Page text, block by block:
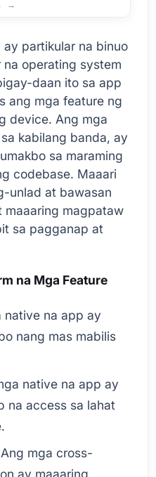
partikular na binuo
operating system
daan ito sa app
ang mga feature ng
device. Ang mga
kabilang banda, ay
sa maraming
codebase. Maaari
unlad at bawasan
maaaring magpataw
sa pagganap at
na Mga Feature
native na app ay
nang mas mabilis
native na app ay
na access sa lahat
Ang mga cross-
ay maaaring